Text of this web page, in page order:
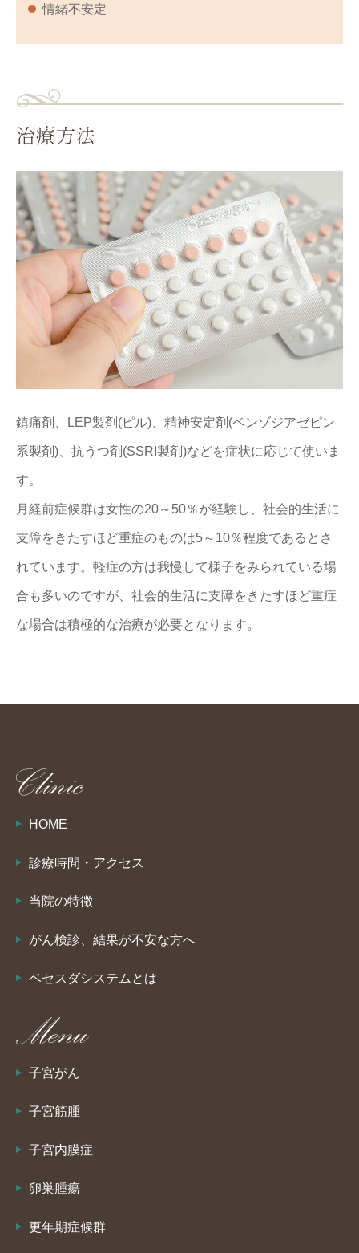
情緒不安定
治療方法
鎮痛剤、LEP製剤(ピル)、精神安定剤(ベンゾジアゼピン
系製剤)、抗うつ剤(SSRI製剤)などを症状に応じて使いま
す。
月経前症候群は女性の20～50％が経験し、社会的生活に
支障をきたすほど重症のものは5～10％程度であるとさ
れています。軽症の方は我慢して様子をみられている場
合も多いのですが、社会的生活に支障をきたすほど重症
な場合は積極的な治療が必要となります。
HOME
診療時間・アクセス
当院の特徴
がん検診、結果が不安な方へ
ベセスダシステムとは
子宮がん
子宮筋腫
子宮内膜症
卵巣腫瘍
更年期症候群